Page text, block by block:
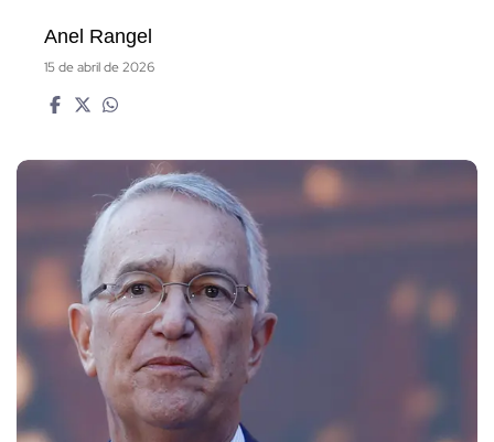
Anel Rangel
15 de abril de 2026